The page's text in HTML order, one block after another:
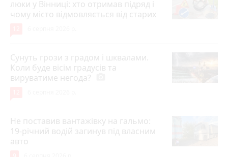
люки у Вінниці: хто отримав підряд і
чому місто відмовляється від старих
Сунуть грози з градом і шквалами.
Коли буде вісім градусів та
вируватиме негода?
Не поставив вантажівку на гальмо:
19-річний водій загинув під власним
авто